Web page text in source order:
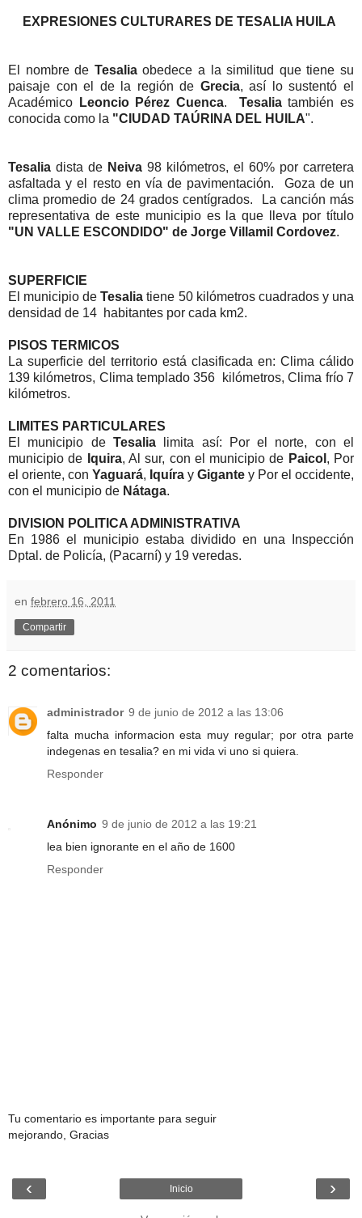
EXPRESIONES CULTURARES DE TESALIA HUILA
El nombre de Tesaliaobedece a la similitud que tiene su
paisaje con el de la región de Grecia, así lo sustentó el
Académico
Leoncio Pérez Cuenca. Tesaliatambién es
conocida como la "CIUDAD TAÚRINA DEL HUILA".
Tesalia dista de Neiva 98 kilómetros, el 60% por carretera
asfaltada y el resto en vía de pavimentación. Goza de un
clima promedio de 24 grados centígrados. La canción más
representativa de este municipio es la que lleva por título
"UN VALLE ESCONDIDO" de Jorge Villamil Cordovez.
SUPERFICIE
El municipio deTesalia tiene 50 kilómetros cuadrados y una
densidad de 14 habitantes por cada km2.
PISOS TERMICOS
La superficie del territorio está clasificada en: Clima cálido
139 kilómetros, Clima templado 356 kilómetros, Clima frío 7
kilómetros.
LIMITES PARTICULARES
El municipio deTesalia
limita así: Por el norte, con el
municipio de Iquira, Al sur, con el municipio de Paicol , Por
el oriente, con Yaguará, Iquíra y Gigante y Por el occidente,
con el municipio de Nátaga.
DIVISION POLITICA ADMINISTRATIVA
En 1986 el municipio estaba dividido en una Inspección
Dptal. de Policía, (Pacarní) y 19 veredas.
en febrero 16, 2011
Compartir
2 comentarios:
administrador 9 de junio de 2012 a las 13:06
falta mucha informacion esta muy regular; por otra parte
indegenas en tesalia? en mi vida vi uno si quiera.
Responder
Anónimo 9 de junio de 2012 a las 19:21
lea bien ignorante en el año de 1600
Responder
Tu comentario es importante para seguir
mejorando, Gracias
‹ ›
Inicio